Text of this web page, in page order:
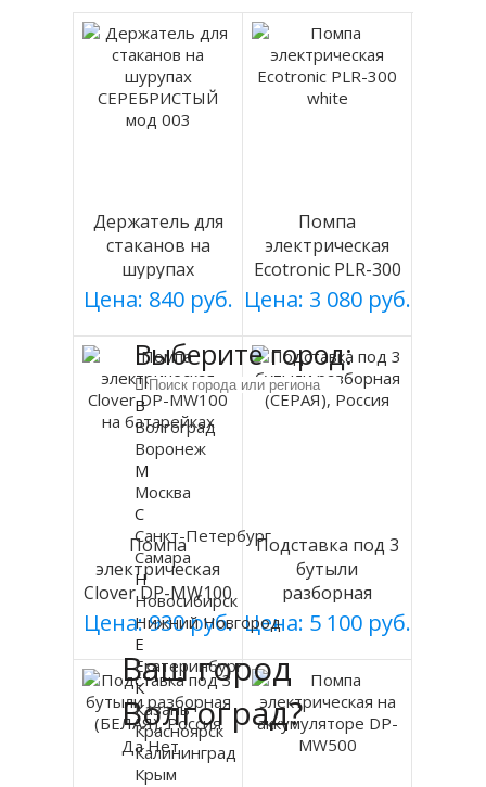
Держатель для
стаканов на
шурупах
СЕРЕБРИСТЫЙ
мод 003
Цена: 840 руб.
Помпа
электрическая
Ecotronic PLR-300
white
Цена: 3 080 руб.
Помпа
электрическая
Clover DP-MW100
на батарейках
Цена: 930 руб.
Подставка под 3
бутыли
разборная
(СЕРАЯ), Россия
Цена: 5 100 руб.
Ваш город
Волгоград?
Да Нет
Выберите город:
В
Волгоград
Воронеж
М
Москва
С
Санкт-Петербург
Самара
Н
Новосибирск
Нижний Новгород
Е
Екатеринбург
К
Казань
Красноярск
Калининград
Крым